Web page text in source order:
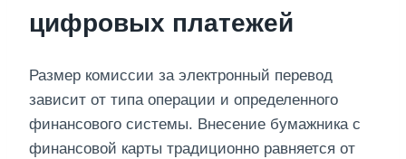
цифровых платежей
Размер комиссии за электронный перевод
зависит от типа операции и определенного
финансового системы. Внесение бумажника с
финансовой карты традиционно равняется от